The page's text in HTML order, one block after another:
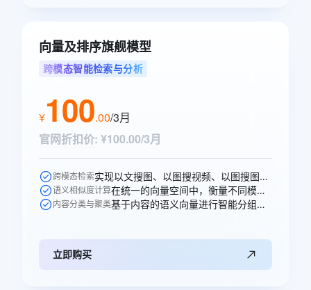
向量及排序旗舰模型
跨模态智能检索与分析
¥100.00/3月
官网折扣价: ¥100.00/3月
跨模态检索 实现以文搜图、以图搜视频、以图搜图等跨模态的语义搜索。
语义相似度计算 在统一的向量空间中，衡量不同模态内容之间的语义相似性。
内容分类与聚类 基于内容的语义向量进行智能分组、打标和聚类分析。
立即购买